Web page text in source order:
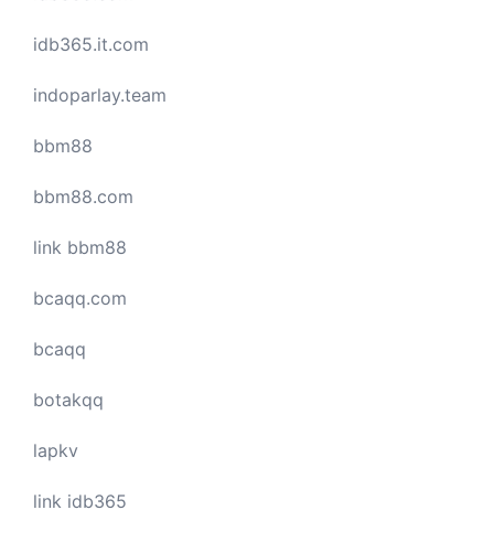
idb365.it.com
indoparlay.team
bbm88
bbm88.com
link bbm88
bcaqq.com
bcaqq
botakqq
lapkv
link idb365